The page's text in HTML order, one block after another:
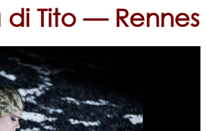
di Tito — Rennes